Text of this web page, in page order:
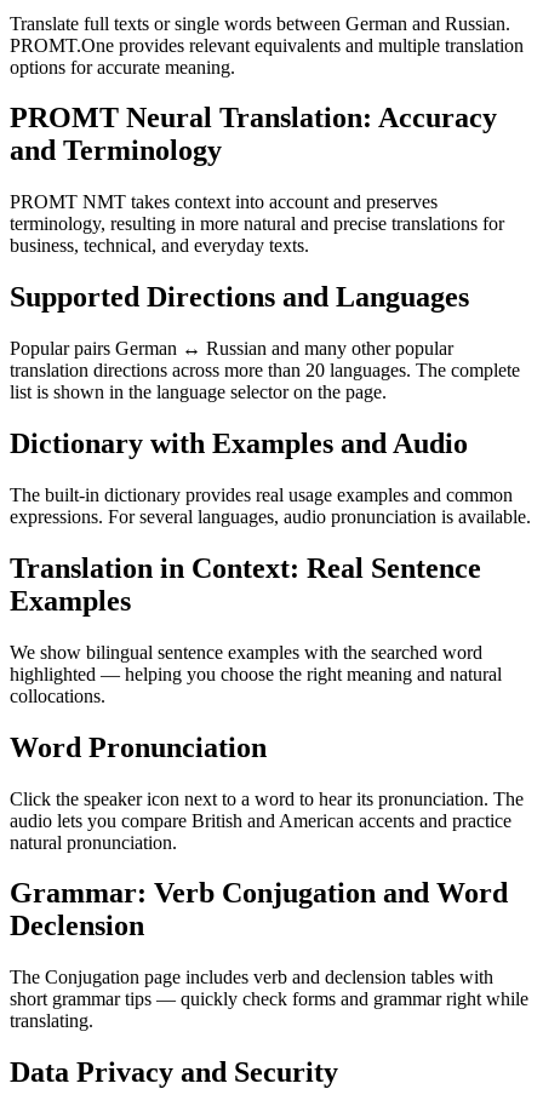
Translate full texts or single words between German and Russian.
PROMT.One provides relevant equivalents and multiple translation
options for accurate meaning.
PROMT Neural Translation: Accuracy
and Terminology
PROMT NMT takes context into account and preserves
terminology, resulting in more natural and precise translations for
business, technical, and everyday texts.
Supported Directions and Languages
Popular pairs German ↔ Russian and many other popular
translation directions across more than 20 languages. The complete
list is shown in the language selector on the page.
Dictionary with Examples and Audio
The built-in dictionary provides real usage examples and common
expressions. For several languages, audio pronunciation is available.
Translation in Context: Real Sentence
Examples
We show bilingual sentence examples with the searched word
highlighted — helping you choose the right meaning and natural
collocations.
Word Pronunciation
Click the speaker icon next to a word to hear its pronunciation. The
audio lets you compare British and American accents and practice
natural pronunciation.
Grammar: Verb Conjugation and Word
Declension
The Conjugation page includes verb and declension tables with
short grammar tips — quickly check forms and grammar right while
translating.
Data Privacy and Security